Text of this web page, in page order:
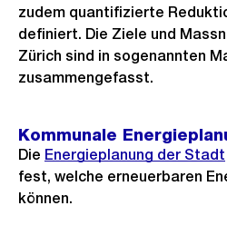
zudem quantifizierte
definiert. Die Ziele und
Zürich sind in sogenannten
zusammengefasst.
Kommunale
Die Externer
Link:
Energieplanung der Stadt
fest, welche erneuerbaren
können.